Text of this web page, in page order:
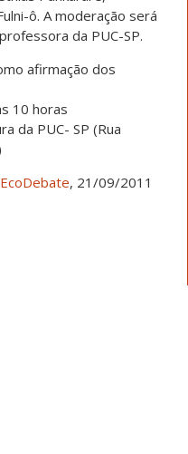
ô. A moderação será
da PUC-SP.
afirmação dos
10 horas
da PUC- SP (Rua
EcoDebate, 21/09/2011